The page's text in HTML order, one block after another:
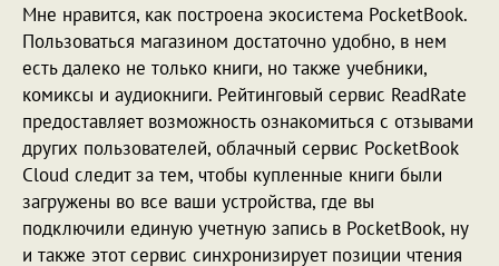
Мне нравится, как построена экосистема PocketBook.
Пользоваться магазином достаточно удобно, в нем
есть далеко не только книги, но также учебники,
комиксы и аудиокниги. Рейтинговый сервис ReadRate
предоставляет возможность ознакомиться с отзывами
других пользователей, облачный сервис PocketBook
Cloud следит за тем, чтобы купленные книги были
загружены во все ваши устройства, где вы
подключили единую учетную запись в PocketBook, ну
и также этот сервис синхронизирует позиции чтения